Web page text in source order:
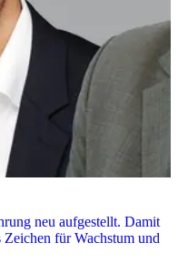
neu aufgestellt. Damit
für Wachstum und